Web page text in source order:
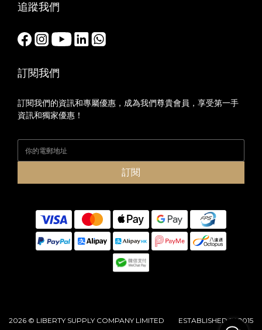
追蹤我們
訂閱我們
訂閱我們的資訊和專屬優惠，成為我們尊貴會員，享受第一手
資訊和獨家優惠！
訂閱
2026 © LIBERTY SUPPLY COMPANY LIMITED ESTABLISHED IN 2015